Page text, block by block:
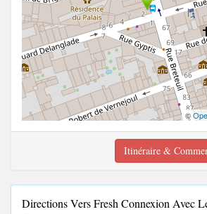
©
Itinéraire &
Directions Vers Fresh Connexion Avec